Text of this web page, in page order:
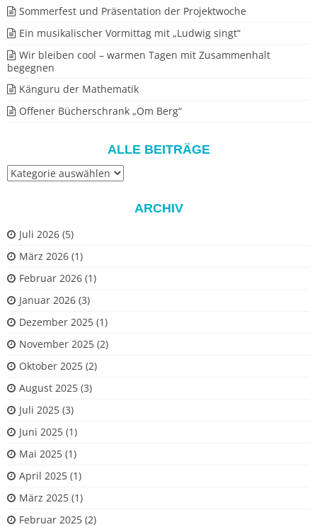
Sommerfest und Präsentation der Projektwoche
Ein musikalischer Vormittag mit „Ludwig singt“
Wir bleiben cool – warmen Tagen mit Zusammenhalt
begegnen
Känguru der Mathematik
Offener Bücherschrank „Om Berg“
ALLE BEITRÄGE
Alle
ARCHIV
Juli 2026 (5)
März 2026 (1)
Februar 2026 (1)
Januar 2026 (3)
Dezember 2025 (1)
November 2025 (2)
Oktober 2025 (2)
August 2025 (3)
Juli 2025 (3)
Juni 2025 (1)
Mai 2025 (1)
April 2025 (1)
März 2025 (1)
Februar 2025 (2)